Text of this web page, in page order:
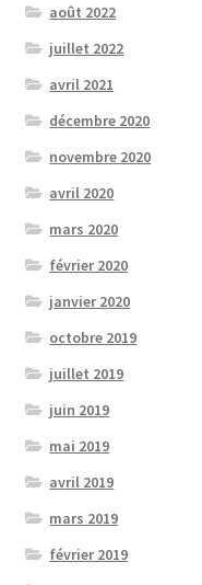
août 2022
juillet 2022
avril 2021
décembre 2020
novembre 2020
avril 2020
mars 2020
février 2020
janvier 2020
octobre 2019
juillet 2019
juin 2019
mai 2019
avril 2019
mars 2019
février 2019